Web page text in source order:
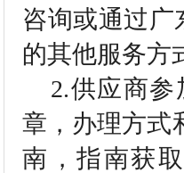
咨询或通过
的其他服务方
2.供应商
章，办理方式
南，指南获取